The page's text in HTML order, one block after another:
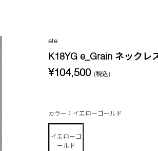
ete
K18YG e_Grain ネックレ
¥104,500 (税込)
カラー：イエローゴールド
イエローゴ
ールド